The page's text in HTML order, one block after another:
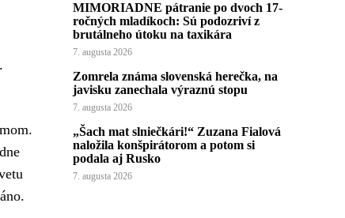
MIMORIADNE pátranie po dvoch 17-
ročných mladíkoch: Sú podozriví z
brutálneho útoku na taxikára
7. augusta 2026
Zomrela známa slovenská herečka, na
javisku zanechala výraznú stopu
7. augusta 2026
„Šach mat slniečkári!“ Zuzana Fialová
naložila konšpirátorom a potom si
podala aj Rusko
7. augusta 2026